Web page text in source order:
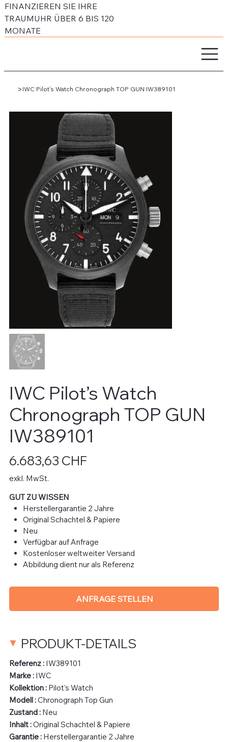
FINANZIEREN SIE IHRE
TRAUMUHR ÜBER 6 BIS 120
MONATE
> IWC Pilot’s Watch Chronograph TOP GUN IW389101
IWC Pilot’s Watch
Chronograph TOP GUN
IW389101
6.683,63 CHF
exkl. MwSt.
GUT ZU WISSEN
Herstellergarantie 2 Jahre
Original Schachtel & Papiere
Neu
Verfügbar auf Anfrage
Kostenloser weltweiter Versand
Abbildung dient nur als Referenz
ANFRAGE STELLEN
PRODUKT-DETAILS
Referenz :IW389101
Marke : IWC
Kollektion : Pilot's Watch
Modell :Chronograph Top Gun
Zustand : Neu
Inhalt :Original Schachtel & Papiere
Garantie : Herstellergarantie 2 Jahre